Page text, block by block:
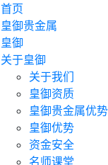
首页
皇御贵金属
皇御
关于皇御
关于我们
皇御资质
皇御贵金属优势
皇御优势
资金安全
名师课堂